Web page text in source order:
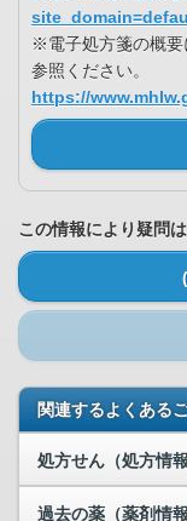
※電子処方箋の概要
参照ください。
https://
この情報により疑問
関連するよくある